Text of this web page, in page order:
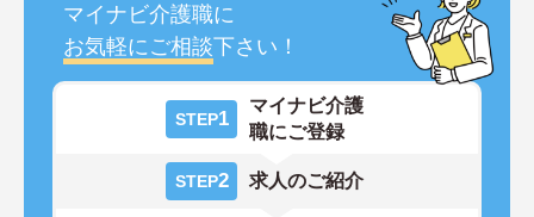
マイナビ介護職に
お気軽にご相談下さい！
STEP1
マイナビ介護
職にご登録
STEP2 求人のご紹介